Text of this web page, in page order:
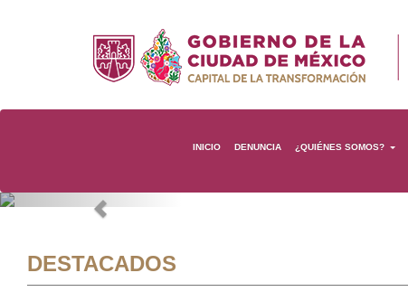
INICIO DENUNCIA ¿QUIÉNES SOMOS?
Previous
DESTACADOS